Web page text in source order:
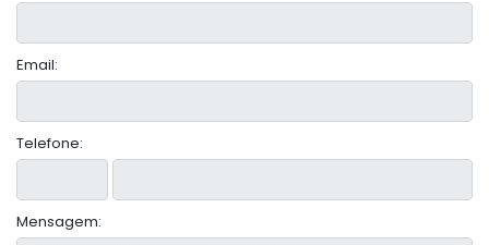
Email:
Telefone:
Mensagem: